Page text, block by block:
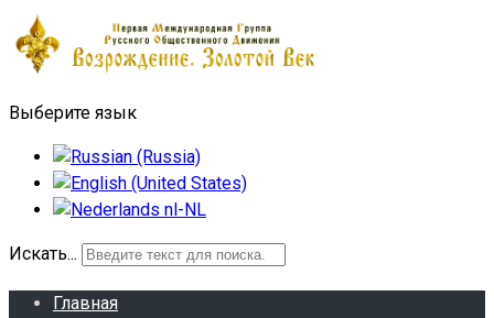
Выберите язык
Искать...
Главная